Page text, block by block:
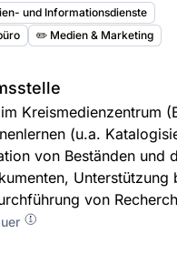
und Informationsdienste
✏️ Medien & Marketing
Kreismedienzentrum
(u.a.
von Beständen und
Unterstützung
von